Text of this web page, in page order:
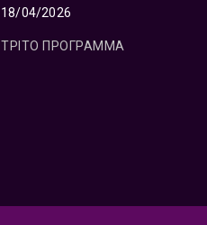
18/04/2026
ΤΡΙΤΟ ΠΡΟΓΡΑΜΜΑ